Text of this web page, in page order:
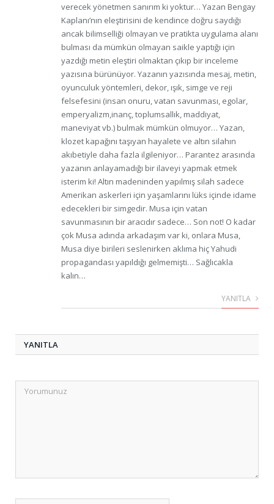
verecek yönetmen sanırım ki yoktur… Yazan Bengay
Kaplanı’nın eleştirisini de kendince doğru saydığı
ancak bilimselliği olmayan ve pratikta uygulama alanı
bulması da mümkün olmayan saikle yaptığı için
yazdığı metin eleştiri olmaktan çıkıp bir inceleme
yazısına bürünüyor. Yazanın yazısında mesaj, metin,
oyunculuk yöntemleri, dekor, ışık, simge ve reji
felsefesini (insan onuru, vatan savunması, egolar,
emperyalizm,inanç, toplumsallık, maddiyat,
maneviyat vb.) bulmak mümkün olmuyor… Yazan,
klozet kapağını taşıyan hayalete ve altın silahın
akıbetiyle daha fazla ilgileniyor… Parantez arasında
yazanın anlayamadığı bir ilaveyi yapmak etmek
isterim ki! Altın madeninden yapılmış silah sadece
Amerikan askerleri için yaşamlarını lüks içinde idame
edecekleri bir simgedir. Musa için vatan
savunmasının bir aracıdır sadece… Son not! O kadar
çok Musa adında arkadaşım var ki, onlara Musa,
Musa diye birileri seslenirken aklıma hiç Yahudi
propagandası yapıldığı gelmemişti… Sağlıcakla
kalın…
YANITLA
YANITLA